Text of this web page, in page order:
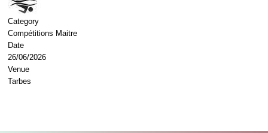
Category
Compétitions Maitre
Date
26/06/2026
Venue
Tarbes